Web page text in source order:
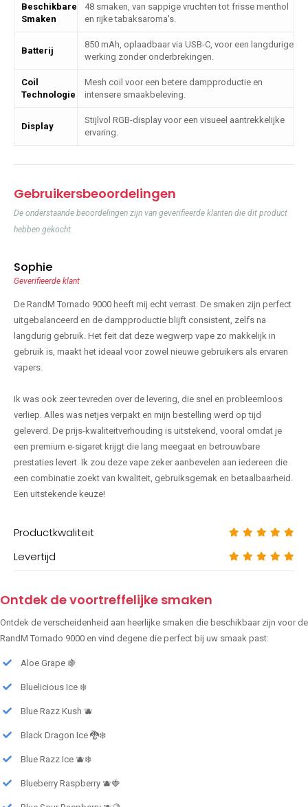
Beschikbare
Smaken
48 smaken, van sappige vruchten tot frisse menthol
en rijke tabaksaroma's.
Batterij
850 mAh, oplaadbaar via USB-C, voor een langdurige
werking zonder onderbrekingen.
Coil
Technologie
Mesh coil voor een betere dampproductie en
intensere smaakbeleving.
Display
Stijlvol RGB-display voor een visueel aantrekkelijke
ervaring.
Gebruikersbeoordelingen
De onderstaande beoordelingen zijn van geverifieerde klanten die dit product
hebben gekocht.
Sophie
Geverifieerde klant
De RandM Tornado 9000 heeft mij echt verrast. De smaken zijn perfect
uitgebalanceerd en de dampproductie blijft consistent, zelfs na
langdurig gebruik. Het feit dat deze wegwerp vape zo makkelijk in
gebruik is, maakt het ideaal voor zowel nieuwe gebruikers als ervaren
vapers.
Ik was ook zeer tevreden over de levering, die snel en probleemloos
verliep. Alles was netjes verpakt en mijn bestelling werd op tijd
geleverd. De prijs-kwaliteitverhouding is uitstekend, vooral omdat je
een premium e-sigaret krijgt die lang meegaat en betrouwbare
prestaties levert. Ik zou deze vape zeker aanbevelen aan iedereen die
een combinatie zoekt van kwaliteit, gebruiksgemak en betaalbaarheid.
Een uitstekende keuze!
Productkwaliteit
Levertijd
Ontdek de voortreffelijke smaken
Ontdek de verscheidenheid aan heerlijke smaken die beschikbaar zijn voor de
RandM Tornado 9000 en vind degene die perfect bij uw smaak past:
Aloe Grape 🍇
Bluelicious Ice ❄️
Blue Razz Kush 🫐
Black Dragon Ice 🐉❄️
Blue Razz Ice 🫐❄️
Blueberry Raspberry 🫐🍓